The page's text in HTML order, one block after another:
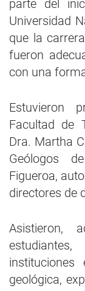
parte del
Universidad
que la
fueron
con una
Estuvieron
Facultad de
Dra. Martha
Geólogos
Figueroa,
directores de
Asistieron,
geológica,